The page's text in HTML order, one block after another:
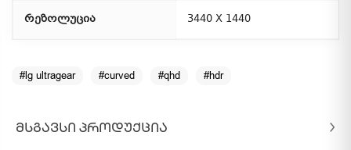
რეზოლუცია 3440 X 1440
#lg ultragear #curved #qhd #hdr
ᲛᲡᲒᲐᲕᲡᲘ ᲞᲠᲝᲓᲣᲥᲪᲘᲐ